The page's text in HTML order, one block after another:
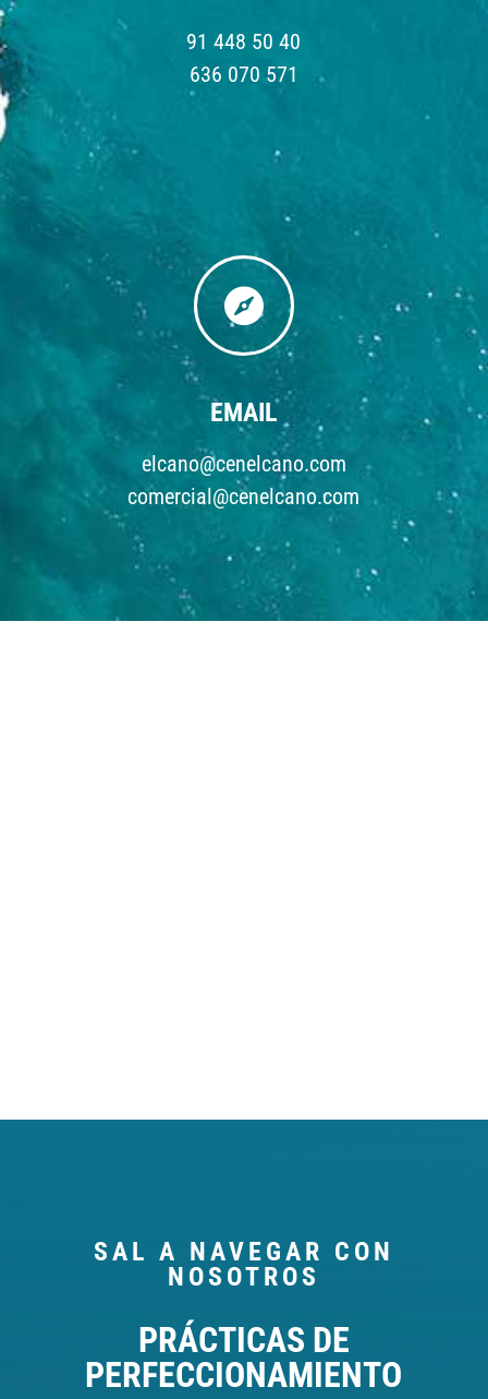
91 448 50 40
636 070 571

EMAIL
elcano@cenelcano.com
comercial@cenelcano.com
SAL A NAVEGAR CON
NOSOTROS
PRÁCTICAS DE
PERFECCIONAMIENTO